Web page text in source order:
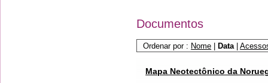
Documentos
Ordenar por : Nome Data |
Mapa Neotectônico da